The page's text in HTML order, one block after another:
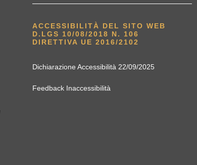
ACCESSIBILITÀ DEL SITO WEB
D.LGS 10/08/2018 N. 106
DIRETTIVA UE 2016/2102
Dichiarazione Accessibilità 22/09/2025
Feedback Inaccessibilità